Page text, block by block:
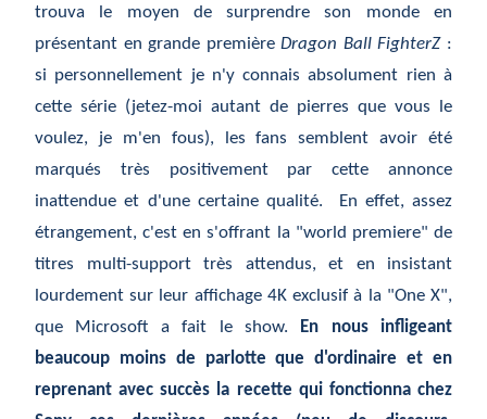
trouva le moyen de surprendre son monde en
présentant en grande premièreDragon Ball FighterZ:
si personnellement je n'y connais absolument rien à
cette série (jetez-moi autant de pierres que vous le
voulez, je m'en fous), les fans semblent avoir été
marqués très positivement par cette annonce
inattendue et d'une certaine qualité. En effet, assez
étrangement, c'est en s'offrant la "world premiere" de
titres multi-support très attendus, et en insistant
lourdement sur leur affichage 4K exclusifà la "One X",
que Microsoft a fait le show.
En nous infligeant
beaucoup moins de parlotte que d'ordinaire et en
reprenant avec succès la recette qui fonctionna chez